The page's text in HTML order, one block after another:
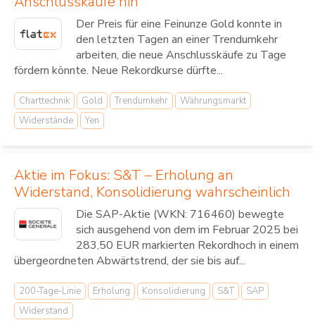
Der Preis für eine Feinunze Gold konnte in
den letzten Tagen an einer Trendumkehr
arbeiten, die neue Anschlusskäufe zu Tage
fördern könnte. Neue Rekordkurse dürfte...
Charttechnik Gold Trendumkehr
Währungsmarkt
Widerstände
Yen
Aktie im Fokus: S&T – Erholung an
Widerstand, Konsolidierung wahrscheinlich
Die SAP-Aktie (WKN: 716460) bewegte
sich ausgehend von dem im Februar 2025 bei
283,50 EUR markierten Rekordhoch in einem
übergeordneten Abwärtstrend, der sie bis auf...
200-Tage-Linie Erholung Konsolidierung S&T
SAP
Widerstand